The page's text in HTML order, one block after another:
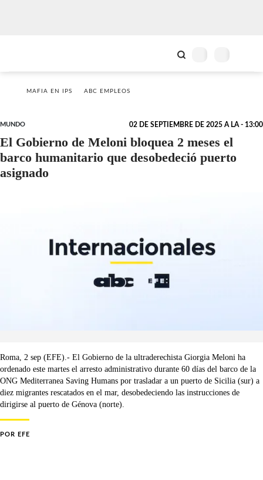
MAFIA EN IPS ABC EMPLEOS
MUNDO 02 DE SEPTIEMBRE DE 2025 A LA - 13:00
El Gobierno de Meloni bloquea 2 meses el
barco humanitario que desobedeció puerto
asignado
Roma, 2 sep (EFE).- El Gobierno de la ultraderechista Giorgia Meloni ha
ordenado este martes el arresto administrativo durante 60 días del barco de la
ONG Mediterranea Saving Humans por trasladar a un puerto de Sicilia (sur) a
diez migrantes rescatados en el mar, desobedeciendo las instrucciones de
dirigirse al puerto de Génova (norte).
POR EFE